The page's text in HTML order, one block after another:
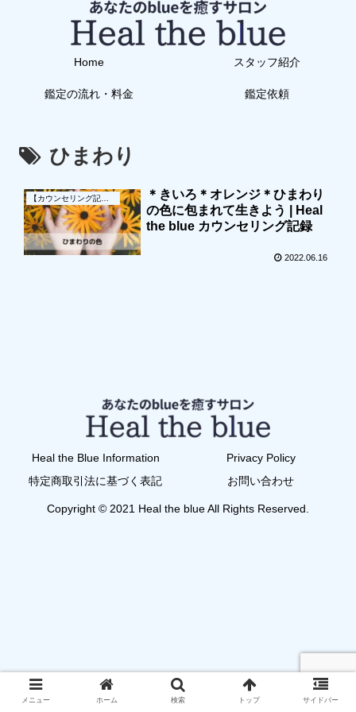
Home スタッフ紹介
鑑定の流れ・料金 鑑定依頼
ひまわり
＊きいろ＊オレンジ＊ひまわり
の色に包まれて生きよう | Heal
the blue カウンセリング記録
2022.06.16
Heal the Blue Information
Privacy Policy
特定商取引法に基づく表記
お問い合わせ
Copyright © 2021 Heal the blue All Rights Reserved.
メニュー ホーム 検索 トップ サイドバー